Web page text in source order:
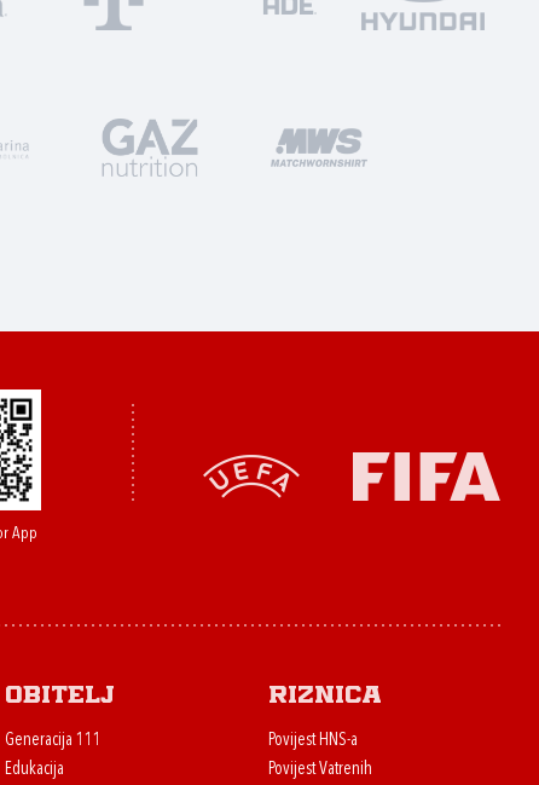
App
Obitelj
Generacija 111
Edukacija
Riznica
Povijest HNS-a
Povijest Vatrenih